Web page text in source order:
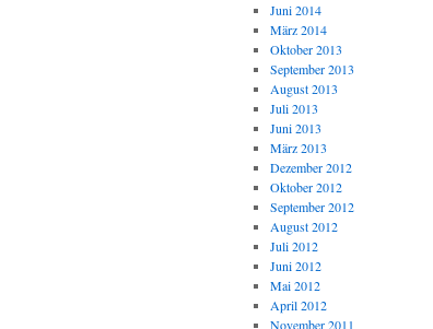
Juni 2014
März 2014
Oktober 2013
September 2013
August 2013
Juli 2013
Juni 2013
März 2013
Dezember 2012
Oktober 2012
September 2012
August 2012
Juli 2012
Juni 2012
Mai 2012
April 2012
November 2011